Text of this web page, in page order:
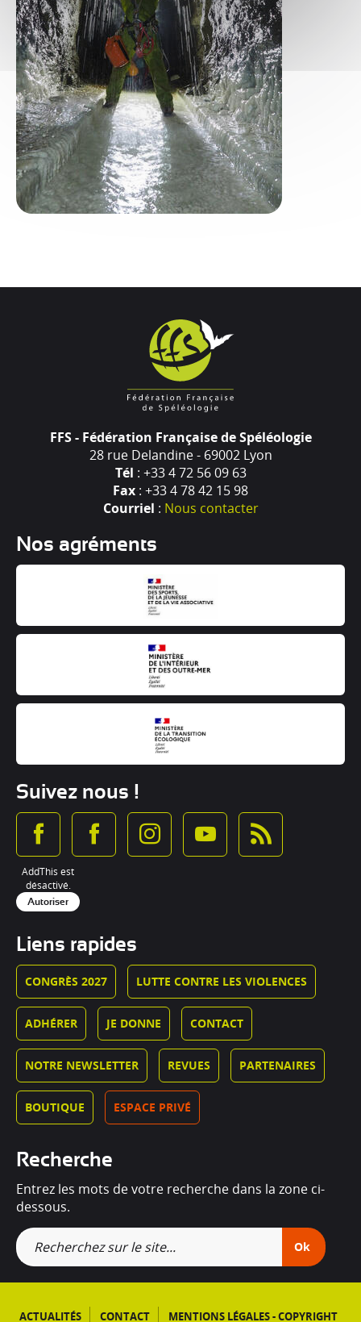
FFS - Fédération Française de Spéléologie
28 rue Delandine - 69002 Lyon
Tél : +33 4 72 56 09 63
Fax : +33 4 78 42 15 98
Courriel : Nous contacter
Nos agréments
Suivez nous !
AddThis est
désactivé.
Autoriser
Liens rapides
CONGRÈS 2027 LUTTE CONTRE LES VIOLENCES
ADHÉRER JE DONNE CONTACT
NOTRE NEWSLETTER REVUES PARTENAIRES
BOUTIQUE ESPACE PRIVÉ
Recherche
Entrez les mots de votre recherche dans la zone ci-
dessous.
Ok
ACTUALITÉS CONTACT MENTIONS LÉGALES - COPYRIGHT